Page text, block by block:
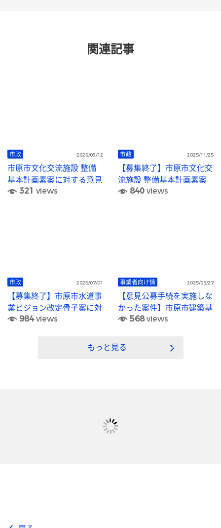
関連記事
市政 2026/03/12
市原市文化交流施設 整備
基本計画素案に対する意見
募集結果を公表します
321 views
市政 2025/11/25
【募集終了】市原市文化交
流施設 整備基本計画素案
に対する意見を募集します
840views
市政 2025/07/01
【募集終了】市原市水道事
業ビジョン改定骨子案に対
する意見募集
984views
事業者向け情 2025/06/27
【意見公募手続を実施しな
かった案件】市原市建築基
準法施行細則の一部を改正
568views
もっと見る